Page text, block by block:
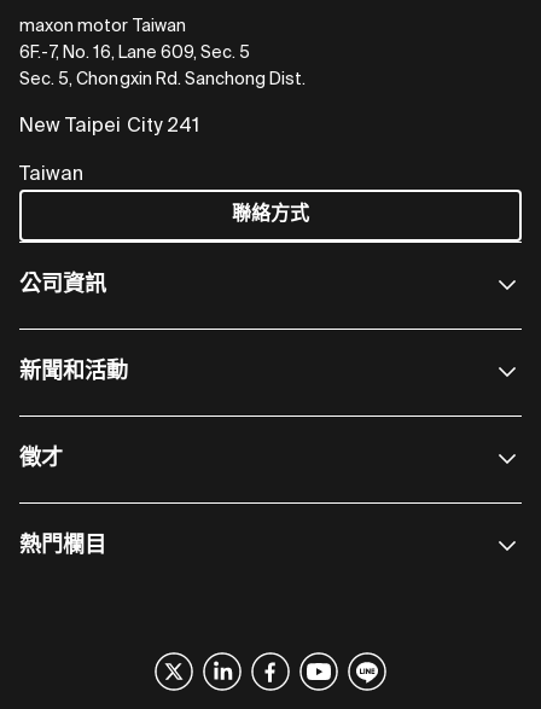
maxon motor Taiwan
6F.-7, No. 16, Lane 609, Sec. 5
Sec. 5, Chongxin Rd. Sanchong Dist.
New Taipei City 241
Taiwan
聯絡方式
公司資訊
新聞和活動
徵才
熱門欄目